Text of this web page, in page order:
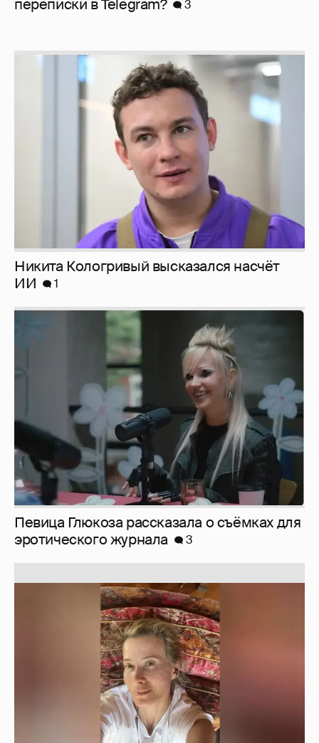
перeписки в Telegram? 3
Никита Кологривый высказался насчёт
ИИ
1
Певица Глюкоза рассказала о съёмках для
эротического журнала
3